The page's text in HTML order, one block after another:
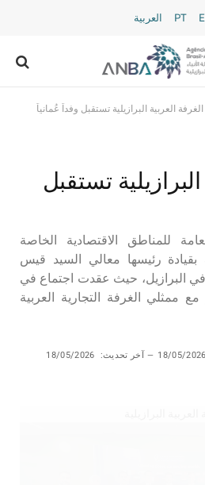
PT العربية
الغرفة العربية البرازيلية تستقبل وفداً عُمانياً
تستقبل
للمناطق الاقتصادية الخاصة
بقيادة رئيسها معالي السيد قيس
البرازيل، حيث عقدت اجتماع في
أيار مايو مع ممثلي الغرفة التجارية العربية
18/05/2026 آخر تحديث: 18/05/2026